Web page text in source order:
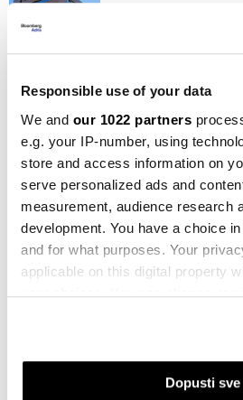
Responsible use of your data
We and our 1022 partners
e.g. your IP-number, using
store and access information on
serve personalized ads and
measurement, audience research
development. You have a choice
and for what purposes. Your
applicable on this digital property
your choices. You can change or
If you allow, we would also like to:
Dopusti sve
a na kartične
Prihodi od
rastu, u kasi 422
03.07.2024
BiH
Prikupljeno 869
indirektnog
spoljni dug RS
02.02.2024
konkretniji
18.01.2024